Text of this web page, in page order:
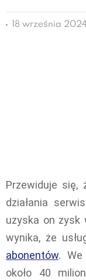
18 września 2024,
Przewiduje się,
działania
uzyska on zysk
wynika, że
abonentów. We
około 40